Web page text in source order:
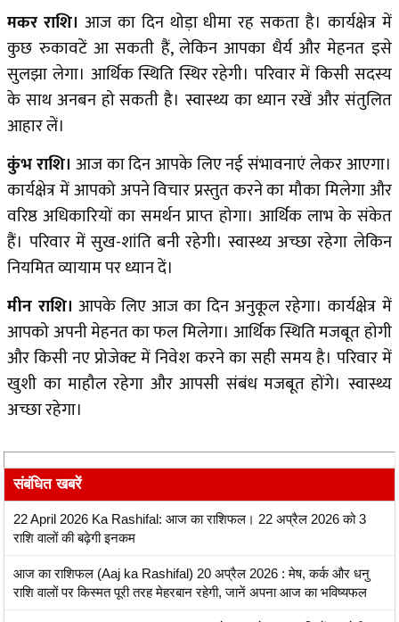
मकर राशि। आज का दिन थोड़ा धीमा रह सकता है। कार्यक्षेत्र में
कुछ रुकावटें आ सकती हैं, लेकिन आपका धैर्य और मेहनत इसे
सुलझा लेगा। आर्थिक स्थिति स्थिर रहेगी। परिवार में किसी सदस्य
के साथ अनबन हो सकती है। स्वास्थ्य का ध्यान रखें और संतुलित
आहार लें।
कुंभ राशि। आज का दिन आपके लिए नई संभावनाएं लेकर आएगा।
कार्यक्षेत्र में आपको अपने विचार प्रस्तुत करने का मौका मिलेगा और
वरिष्ठ अधिकारियों का समर्थन प्राप्त होगा। आर्थिक लाभ के संकेत
हैं। परिवार में सुख-शांति बनी रहेगी। स्वास्थ्य अच्छा रहेगा लेकिन
नियमित व्यायाम पर ध्यान दें।
मीन राशि। आपके लिए आज का दिन अनुकूल रहेगा। कार्यक्षेत्र में
आपको अपनी मेहनत का फल मिलेगा। आर्थिक स्थिति मजबूत होगी
और किसी नए प्रोजेक्ट में निवेश करने का सही समय है। परिवार में
खुशी का माहौल रहेगा और आपसी संबंध मजबूत होंगे। स्वास्थ्य
अच्छा रहेगा।
संबंधित खबरें
22 April 2026 Ka Rashifal: आज का राशिफल। 22 अप्रैल 2026 को 3
राशि वालों की बढ़ेगी इनकम
आज का राशिफल (Aaj ka Rashifal) 20 अप्रैल 2026 : मेष, कर्क और धनु
राशि वालों पर किस्मत पूरी तरह मेहरबान रहेगी, जानें अपना आज का भविष्यफल